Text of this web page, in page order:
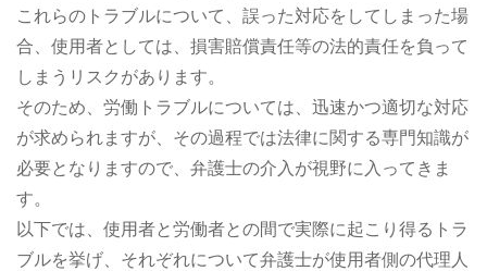
これらのトラブルについて、誤った対応をしてしまった場
合、使用者としては、損害賠償責任等の法的責任を負って
しまうリスクがあります。
そのため、労働トラブルについては、迅速かつ適切な対応
が求められますが、その過程では法律に関する専門知識が
必要となりますので、弁護士の介入が視野に入ってきま
す。
以下では、使用者と労働者との間で実際に起こり得るトラ
ブルを挙げ、それぞれについて弁護士が使用者側の代理人